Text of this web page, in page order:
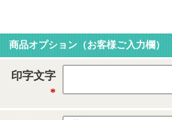
商品オプション（お客様ご入力欄）
印字文字
*